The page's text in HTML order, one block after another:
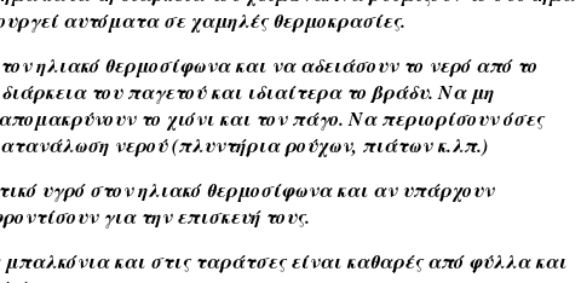
αυτόματα σε χαμηλές θερμοκρασίες.
ηλιακό θερμοσίφωνα και να αδειάσουν το νερό από το
του παγετού και ιδιαίτερα το βράδυ. Να μη
το χιόνι και τον πάγο. Να περιορίσουν όσες
νερού (πλυντήρια ρούχων, πιάτων κ.λπ.)
υγρό στον ηλιακό θερμοσίφωνα και αν υπάρχουν
για την επισκευή τους.
και στις ταράτσες είναι καθαρές από φύλλα και